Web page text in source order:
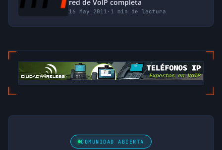
red de VoIP completa
16 May 2011 · 1 min de lectura
COMUNIDAD ABIERTA